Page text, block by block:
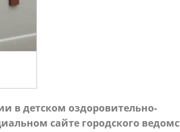
в детском оздоровительно-
сайте городского